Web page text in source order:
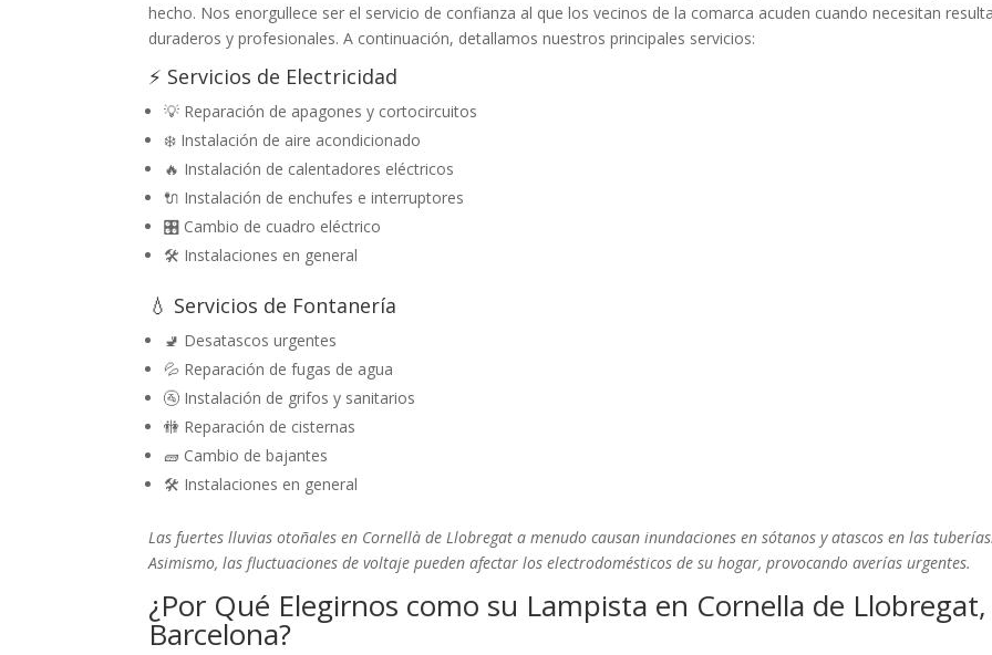
hecho. Nos enorgullece ser el servicio de confianza al que los vecinos de la comarca acuden cuando necesitan
duraderos y profesionales. A continuación, detallamos nuestros principales servicios:
⚡ Servicios de Electricidad
💡 Reparación de apagones y cortocircuitos
❄️ Instalación de aire acondicionado
🔥 Instalación de calentadores eléctricos
🔌 Instalación de enchufes e interruptores
🎛️ Cambio de cuadro eléctrico
🛠️ Instalaciones en general
💧 Servicios de Fontanería
🚽 Desatascos urgentes
💦 Reparación de fugas de agua
🚰 Instalación de grifos y sanitarios
🚻 Reparación de cisternas
🧱 Cambio de bajantes
🛠️ Instalaciones en general
Las fuertes lluvias otoñales en Cornellà de Llobregat a menudo causan inundaciones en sótanos y atascos en las
Asimismo, las fluctuaciones de voltaje pueden afectar los electrodomésticos de su hogar, provocando averías urgentes.
¿Por Qué Elegirnos como su Lampista en Cornella de Llobregat,
Barcelona?